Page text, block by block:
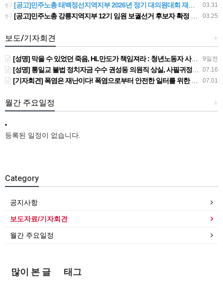
03.31
[공고]민주노총 태백정선지역지부 2026년 정기 대의원대회 재소집 건
03.25
[공고]민주노총 강릉지역지부 12기 임원 보궐선거 후보자 확정 공고
+
보도/기자회견
9일전
[성명] 막을 수 있었던 죽음, HL만도가 책임져라 : 청년노동자 사망사고의 철저한 진상규명과 재발방지 대책 마련하라
07.16
[성명] 통일교 불법 정치자금 수수 권성동 의원직 상실, 사필귀정이다
07.01
[기자회견] 폭염은 재난이다! 폭염으로부터 안전한 일터를 위한 민주노총 강원지역본부 폭염감시단 선포 기자회견
+
월간 주요일정
등록된 일정이 없습니다.
Category
공지사항
보도자료/기자회견
월간 주요일정
많이 본 글 태그